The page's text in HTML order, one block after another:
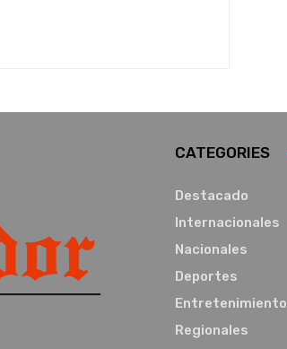
CATEGORIES
Destacado
Internacionales
Nacionales
Deportes
Entretenimiento
Regionales